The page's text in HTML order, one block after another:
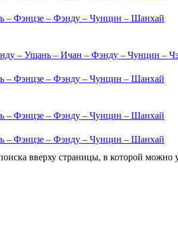
– Фэнцзе – Фэнду – Чунцин – Шанхай
– Ушань – Ичан – Фэнду – Чунцин –
– Фэнцзе – Фэнду – Чунцин – Шанхай
– Фэнцзе – Фэнду – Чунцин – Шанхай
– Фэнцзе – Фэнду – Чунцин – Шанхай
вверху страницы, в которой можно